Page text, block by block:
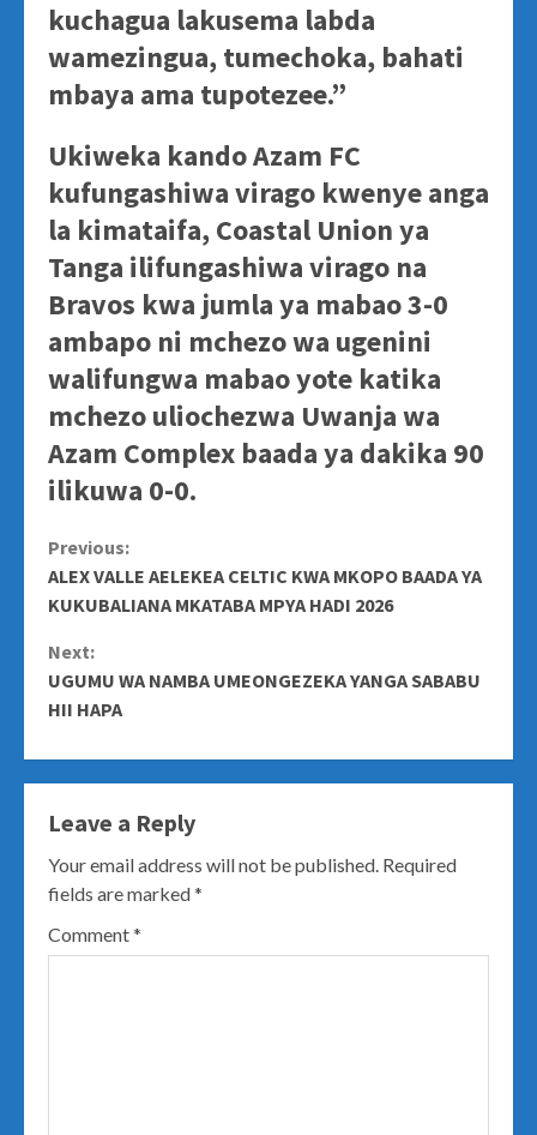
kuchagua lakusema labda
wamezingua, tumechoka, bahati
mbaya ama tupotezee.”
Ukiweka kando Azam FC
kufungashiwa virago kwenye anga
la kimataifa, Coastal Union ya
Tanga ilifungashiwa virago na
Bravos kwa jumla ya mabao 3-0
ambapo ni mchezo wa ugenini
walifungwa mabao yote katika
mchezo uliochezwa Uwanja wa
Azam Complex baada ya dakika 90
ilikuwa 0-0.
Continue
Reading
Previous:
ALEX VALLE AELEKEA CELTIC KWA MKOPO BAADA YA
KUKUBALIANA MKATABA MPYA HADI 2026
Next:
UGUMU WA NAMBA UMEONGEZEKA YANGA SABABU
HII HAPA
Leave a Reply
Your email address will not be published. Required
fields are marked*
Comment*